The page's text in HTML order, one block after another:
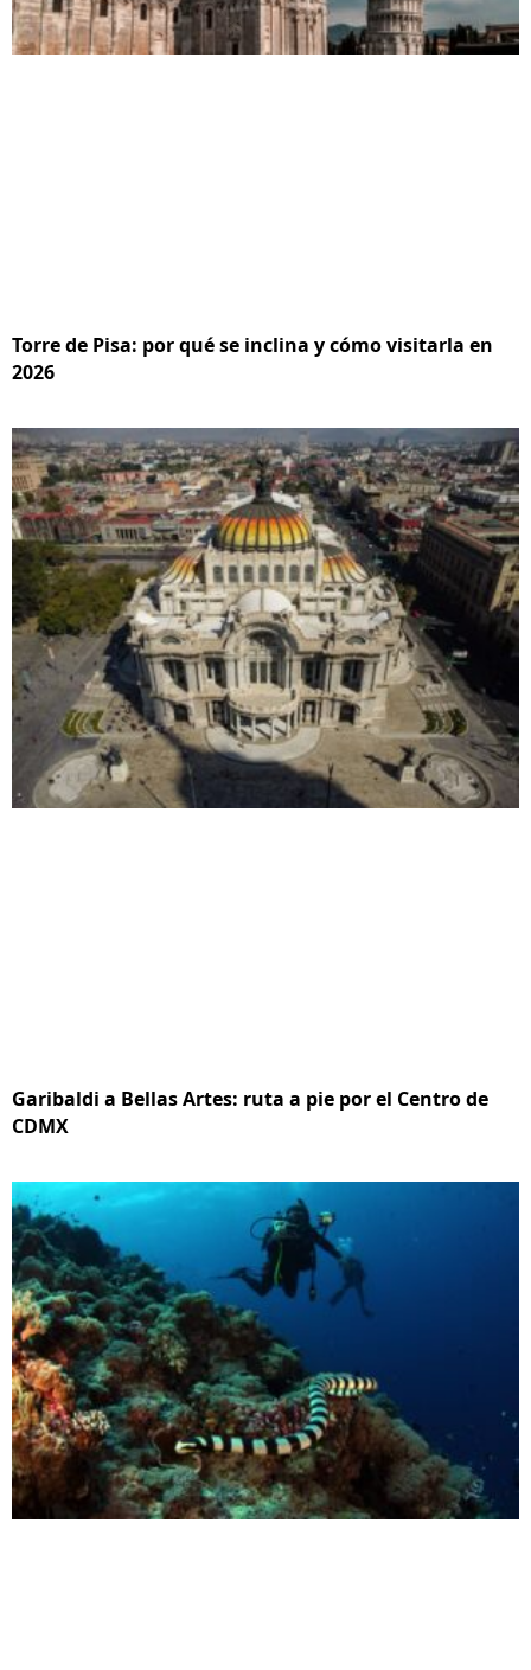
Torre de Pisa: por qué se inclina y cómo visitarla en
2026
Garibaldi a Bellas Artes: ruta a pie por el Centro de
CDMX